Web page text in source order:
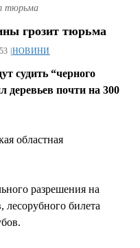
тюрьма
грозит тюрьма
|НОВИНИ
судить “черного
деревьев почти на 300
областная
разрешения на
лесорубного билета